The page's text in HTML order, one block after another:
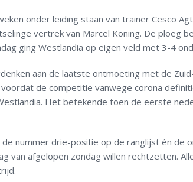
onder leiding staan van trainer Cesco
vertrek van Marcel Koning. De ploeg
ging Westlandia op eigen veld met 3-4
aan de laatste ontmoeting met de
de competitie vanwege corona
Het betekende toen de eerste
nummer drie-positie op de ranglijst én de
van afgelopen zondag willen rechtzetten.